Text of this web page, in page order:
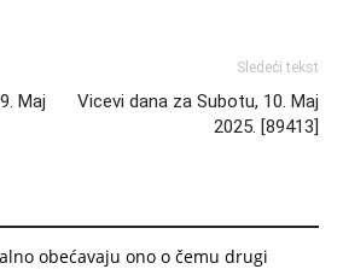
Maj
Sledeći tekst
Vicevi dana za Subotu, 10. Maj
2025. [89413]
obećavaju ono o čemu drugi